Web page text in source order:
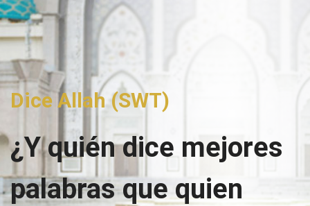
Dice Allah (SWT)
¿Y quién dice mejores
palabras que quien